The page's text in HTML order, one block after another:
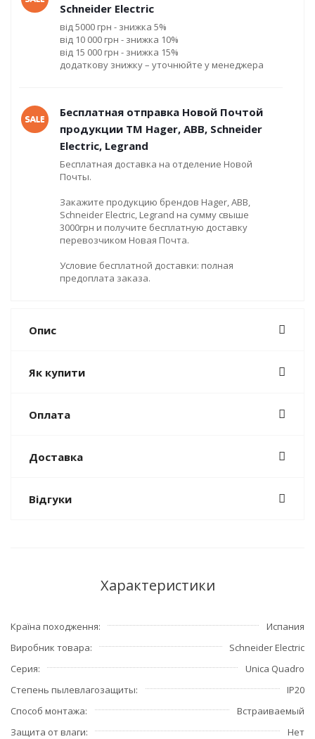
Schneider Electric
від 5000 грн - знижка 5%
від 10 000 грн - знижка 10%
від 15 000 грн - знижка 15%
додаткову знижку – уточнюйте у менеджера
Бесплатная отправка Новой Почтой
продукции ТМ Hager, ABB, Schneider
Electric, Legrand
Бесплатная доставка на отделение Новой
Почты.
Закажите продукцию брендов Hager, ABB,
Schneider Electric, Legrand на сумму свыше
3000грн и получите бесплатную доставку
перевозчиком Новая Почта.
Условие бесплатной доставки: полная
предоплата заказа.
Опис
Як купити
Оплата
Доставка
Відгуки
Характеристики
Країна походження
Испания
Виробник товара
Schneider Electric
Серия
Unica Quadro
Степень пылевлагозащиты
IP20
Способ монтажа
Встраиваемый
Защита от влаги
Нет